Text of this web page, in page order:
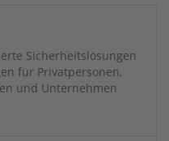
Sicherheitslösungen
für Privatpersonen,
und Unternehmen